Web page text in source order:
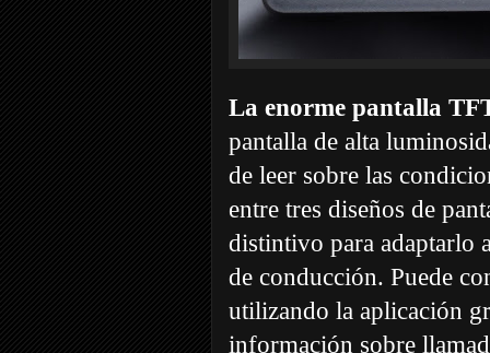
La enorme pantalla
pantalla de alta
de leer sobre las
entre tres diseños de
distintivo para adaptarlo
de conducción. Puede
utilizando la aplicación
información sobre